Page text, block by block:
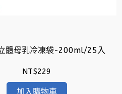
體母乳冷凍袋-200ml/25入
NT$229
加入購物車